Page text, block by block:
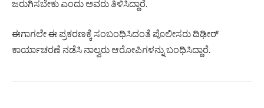
ಜರುಗಿಸಬೇಕು ಎಂದು ಅವರು ತಿಳಿಸಿದ್ದಾರೆ.
ಈಗಾಗಲೇ ಈ ಪ್ರಕರಣಕ್ಕೆ ಸಂಬಂಧಿಸಿದಂತೆ ಪೊಲೀಸರು ದಿಢೀರ್
ಕಾರ್ಯಾಚರಣೆ ನಡೆಸಿ ನಾಲ್ವರು ಆರೋಪಿಗಳನ್ನು ಬಂಧಿಸಿದ್ದಾರೆ.